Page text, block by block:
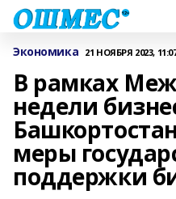
Экономика 21 НОЯБРЯ 2023,
В рамках
недели
меры
поддержки